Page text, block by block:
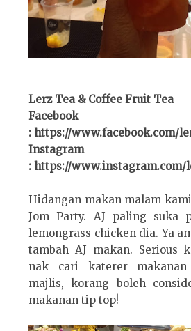
Lerz Tea & Coffee Fruit Tea
Facebook
: https://www.facebook.com/
Instagram
: https://www.instagram.com/
Hidangan makan malam
Jom Party. AJ paling suka
lemongrass chicken dia. Ya
tambah AJ makan. Serious
nak cari katerer
majlis, korang boleh
makanan tip top!